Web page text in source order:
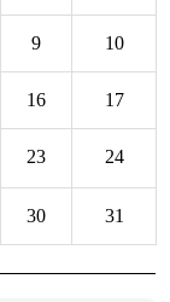
9 10
16 17
23 24
30
31